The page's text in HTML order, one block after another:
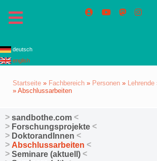
deutsch
english
Startseite » Fachbereich » Personen » Lehrende
» Abschlussarbeiten
sandbothe.com
Forschungsprojekte
DoktorandInnen
Abschlussarbeiten
Seminare (aktuell)